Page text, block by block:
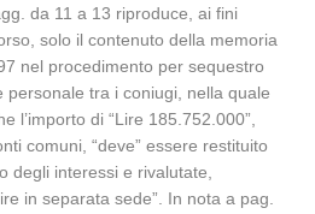
da 11 a 13 riproduce, ai fini
solo il contenuto della memoria
nel procedimento per sequestro
personale tra i coniugi, nella quale
l’importo di “Lire 185.752.000”,
comuni, “deve” essere restituito
degli interessi e rivalutate,
in separata sede”. In nota a pag.